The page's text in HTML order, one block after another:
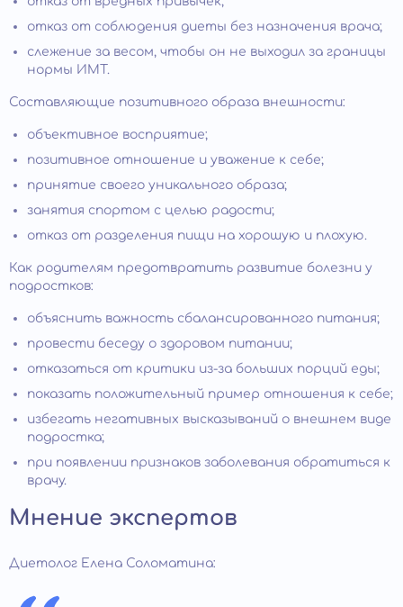
отказ от соблюдения диеты без назначения врача;
слежение за весом, чтобы он не выходил за границы
нормы ИМТ.
Составляющие позитивного образа внешности:
объективное восприятие;
позитивное отношение и уважение к себе;
принятие своего уникального образа;
занятия спортом с целью радости;
отказ от разделения пищи на хорошую и плохую.
Как родителям предотвратить развитие болезни у
подростков:
объяснить важность сбалансированного питания;
провести беседу о здоровом питании;
отказаться от критики из-за больших порций еды;
показать положительный пример отношения к себе;
избегать негативных высказываний о внешнем виде
подростка;
при появлении признаков заболевания обратиться к
врачу.
Мнение экспертов
Диетолог Елена Соломатина: